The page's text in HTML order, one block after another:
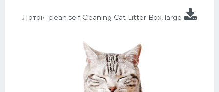
Лоток clean self Cleaning Cat Litter Box, large